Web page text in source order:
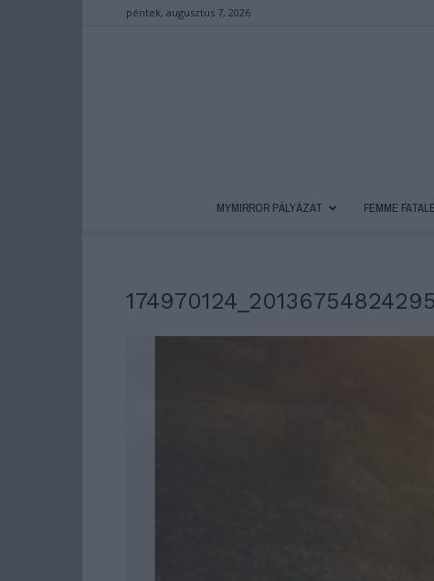
péntek, augusztus 7, 2026
MYMIRROR PÁLYÁZAT FEMME FATALE